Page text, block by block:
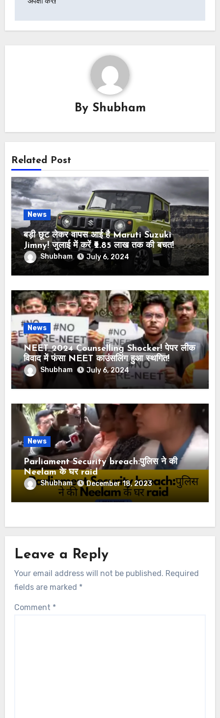
By Shubham
Related Post
News
बड़ी छूट लेकर वापस आई है Maruti Suzuki
Jimny! जुलाई में करें ₹2.85 लाख तक की बचत!
Shubham July 6, 2024
News
NEET 2024 Counselling Shocker! पेपर लीक
विवाद में फंसा NEET काउंसलिंग हुआ स्थगित!
Shubham July 6, 2024
News
Parliament Security breach:पुलिस ने की
Neelam के घर raid
Shubham December 18, 2023
Leave a Reply
Your email address will not be published. Required
fields are marked *
Comment *